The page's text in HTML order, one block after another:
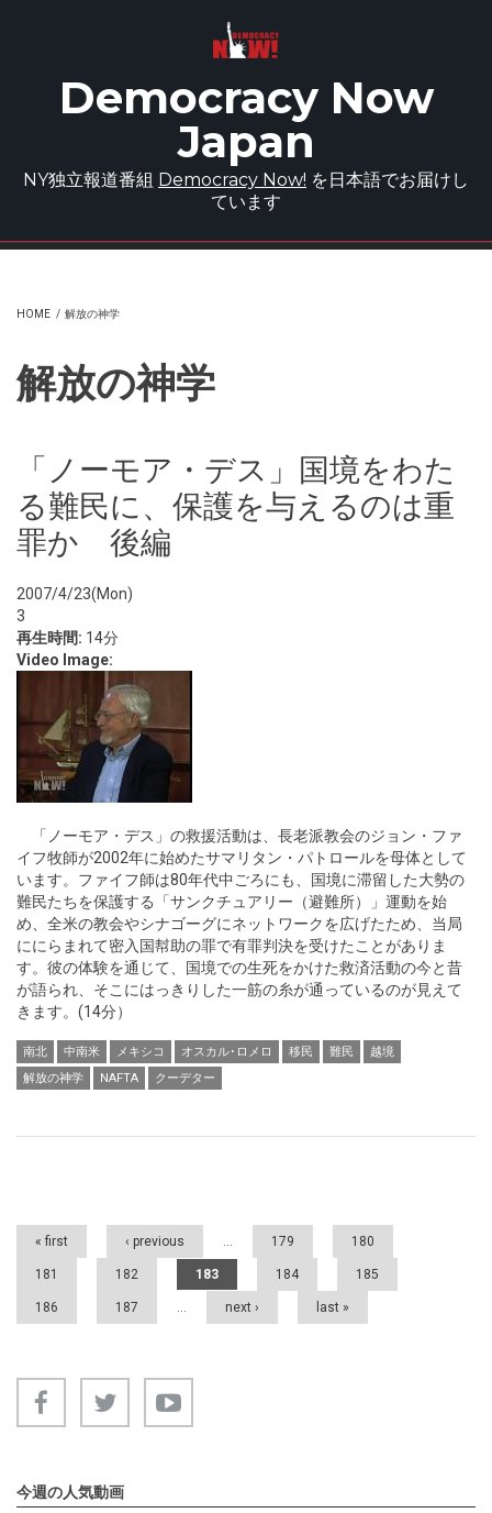
Democracy Now
Japan
NY独立報道番組 Democracy Now! を日本語でお届けし
ています
HOME / 解放の神学
解放の神学
「ノーモア・デス」国境をわた
る難民に、保護を与えるのは重
罪か 後編
2007/4/23(Mon)
3
再生時間: 14分
Video Image:
「ノーモア・デス」の救援活動は、長老派教会のジョン・ファ
イフ牧師が2002年に始めたサマリタン・パトロールを母体として
います。ファイフ師は80年代中ごろにも、国境に滞留した大勢の
難民たちを保護する「サンクチュアリー（避難所）」運動を始
め、全米の教会やシナゴーグにネットワークを広げたため、当局
ににらまれて密入国幇助の罪で有罪判決を受けたことがありま
す。彼の体験を通じて、国境での生死をかけた救済活動の今と昔
が語られ、そこにはっきりした一筋の糸が通っているのが見えて
きます。(14分）
南北 中南米 メキシコ オスカル･ロメロ 移民 難民
越境
解放の神学
NAFTA クーデター
Pages
« first ‹ previous … 179 180
181 182 183 184 185
186 187 … next › last »
今週の人気動画